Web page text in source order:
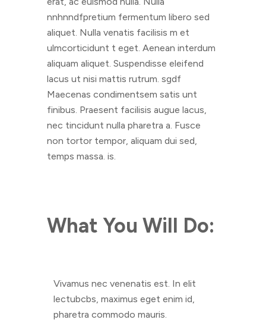
nnhnndfpretium fermentum libero sed
aliquet. Nulla venatis facilisis m et
ulmcorticidunt t eget. Aenean interdum
aliquam aliquet. Suspendisse eleifend
lacus ut nisi mattis rutrum. sgdf
Maecenas condimentsem satis unt
finibus. Praesent facilisis augue lacus,
nec tincidunt nulla pharetra a. Fusce
non tortor tempor, aliquam dui sed,
temps massa. is.
What You Will Do:
Vivamus nec venenatis est. In elit
lectubcbs, maximus eget enim id,
pharetra commodo mauris.